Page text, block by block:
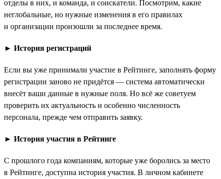
отделы в них, и команда, и соискатели. Посмотрим, какие
неглобальные, но нужные изменения в его правилах
и организации произошли за последнее время.
► История регистраций
Если вы уже принимали участие в Рейтинге, заполнять форму
регистрации заново не придётся — система автоматически
внесёт ваши данные в нужные поля. Но всё же советуем
проверить их актуальность и особенно численность
персонала, прежде чем отправить заявку.
► История участия в Рейтинге
С прошлого года компаниям, которые уже боролись за место
в Рейтинге, доступна история участия. В личном кабинете